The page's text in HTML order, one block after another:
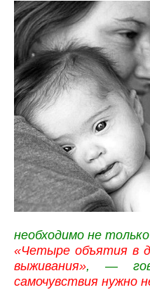
необходимо не
«Четыре объятия в
выживания», —
самочувствия нужно